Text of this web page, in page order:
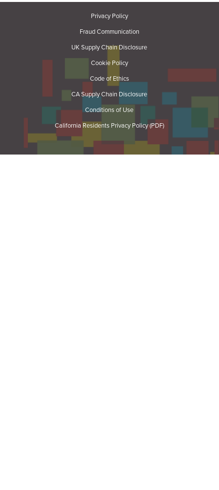
Privacy Policy
Fraud Communication
UK Supply Chain Disclosure
Cookie Policy
Code of Ethics
CA Supply Chain Disclosure
Conditions of Use
California Residents Privacy Policy (PDF)